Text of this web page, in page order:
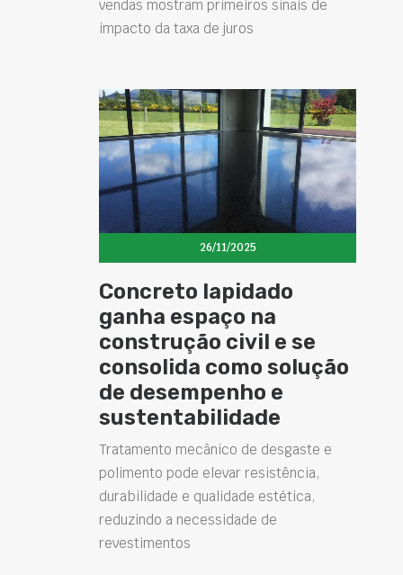
vendas mostram primeiros sinais de
impacto da taxa de juros
26/11/2025
Concreto lapidado
ganha espaço na
construção civil e se
consolida como solução
de desempenho e
sustentabilidade
Tratamento mecânico de desgaste e
polimento pode elevar resistência,
durabilidade e qualidade estética,
reduzindo a necessidade de
revestimentos